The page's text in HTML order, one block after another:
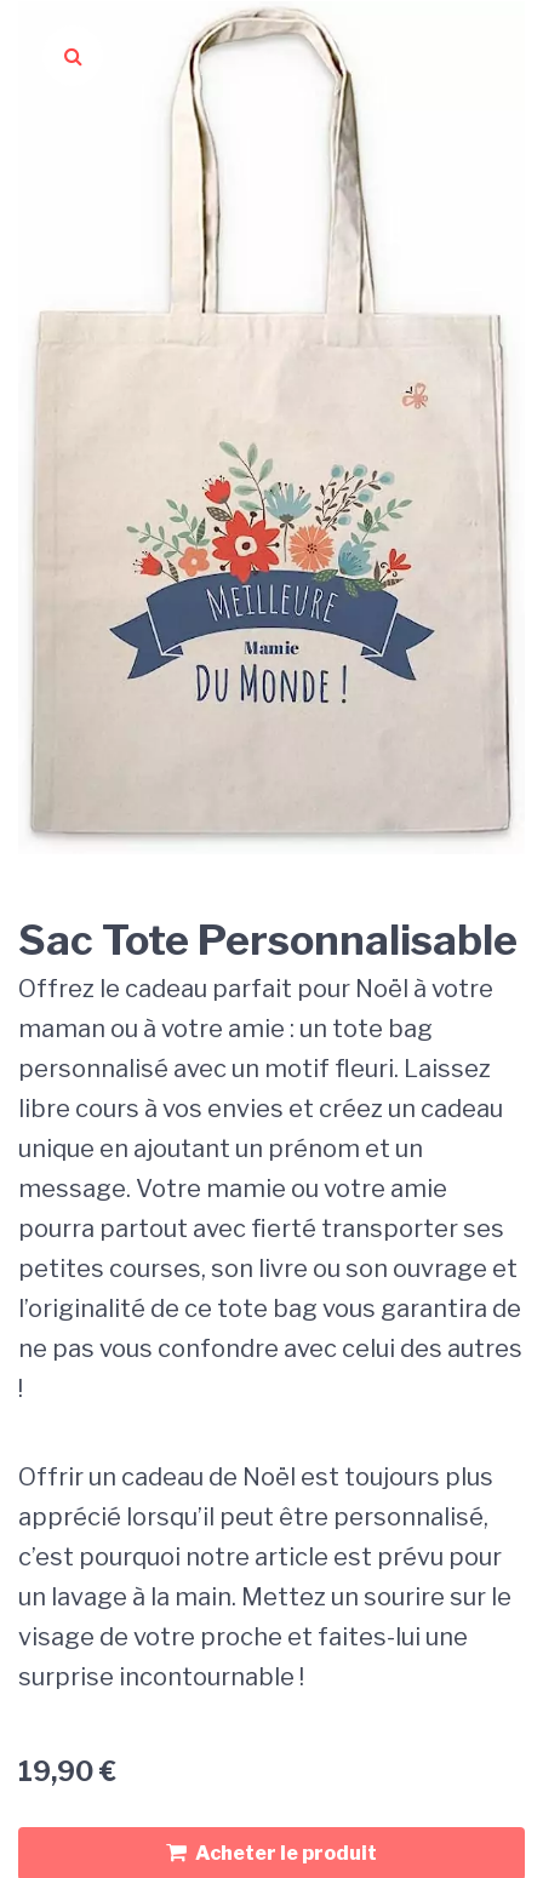
Sac Tote Personnalisable
Offrez le cadeau parfait pour Noël à votre
maman ou à votre amie : un tote bag
personnalisé avec un motif fleuri. Laissez
libre cours à vos envies et créez un cadeau
unique en ajoutant un prénom et un
message. Votre mamie ou votre amie
pourra partout avec fierté transporter ses
petites courses, son livre ou son ouvrage et
l’originalité de ce tote bag vous garantira de
ne pas vous confondre avec celui des autres
!
Offrir un cadeau de Noël est toujours plus
apprécié lorsqu’il peut être personnalisé,
c’est pourquoi notre article est prévu pour
un lavage à la main. Mettez un sourire sur le
visage de votre proche et faites-lui une
surprise incontournable !
19,90€
Acheter le produit